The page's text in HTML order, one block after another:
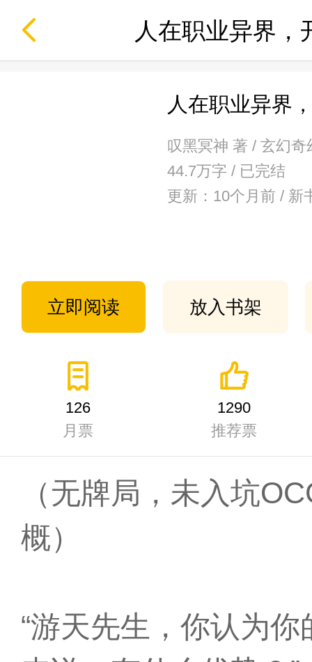
人在职业异界，
人在职业异界
叹黑冥神 著 / 玄幻奇
44.7万字 / 已完结
更新：10个月前 / 新
立即阅读 放入书架
126
月票
1290
推荐票
（无牌局，未入坑
概）
“游天先生，你认为